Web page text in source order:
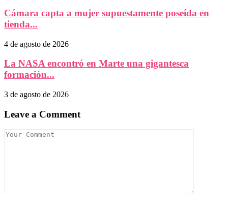
Cámara capta a mujer supuestamente poseída en
tienda...
4 de agosto de 2026
La NASA encontró en Marte una gigantesca
formación...
3 de agosto de 2026
Leave a Comment